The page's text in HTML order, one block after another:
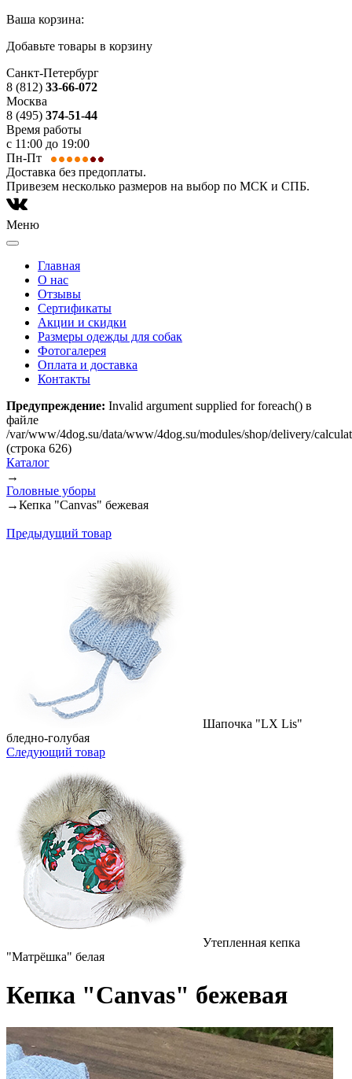
Ваша корзина:
Добавьте товары в корзину
Санкт-Петербург
8 (812) 33-66-072
Москва
8 (495) 374-51-44
Время работы
с 11:00 до 19:00
Пн-Пт
Доставка без предоплаты.
Привезем несколько размеров на выбор по МСК и СПБ.
Меню
Главная
О нас
Отзывы
Сертификаты
Акции и скидки
Размеры одежды для собак
Фотогалерея
Оплата и доставка
Контакты
Предупреждение: Invalid argument supplied for foreach() в
файле
/var/www/4dog.su/data/www/4dog.su/modules/shop/delivery/
(строка 626)
Каталог
→
Головные уборы
→Кепка "Canvas" бежевая
Предыдущий товар
Шапочка "LX Lis"
бледно-голубая
Следующий товар
Утепленная кепка
"Матрёшка" белая
Кепка "Canvas" бежевая